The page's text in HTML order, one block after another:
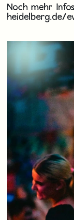
Noch mehr
heidelberg.de/